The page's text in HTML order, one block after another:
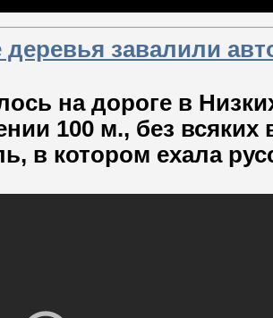
завалили
на дороге в
100 м., без
в котором ехала